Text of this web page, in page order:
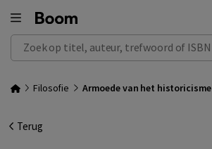
Zoek op titel, auteur, trefwoord of ISBN
Filosofie Armoede van het historicisme
Terug